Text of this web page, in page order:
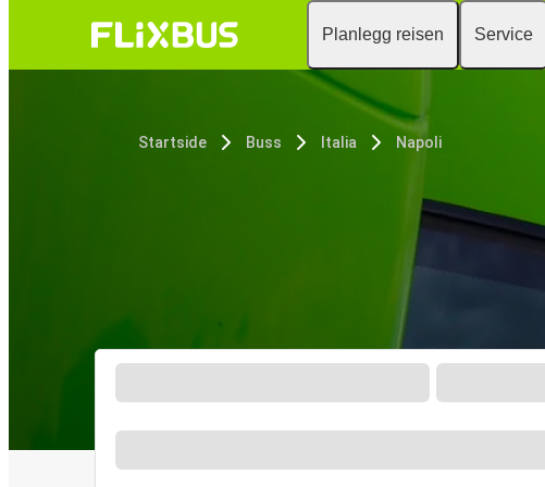
Planlegg reisen Service
Startside Buss Italia Napoli